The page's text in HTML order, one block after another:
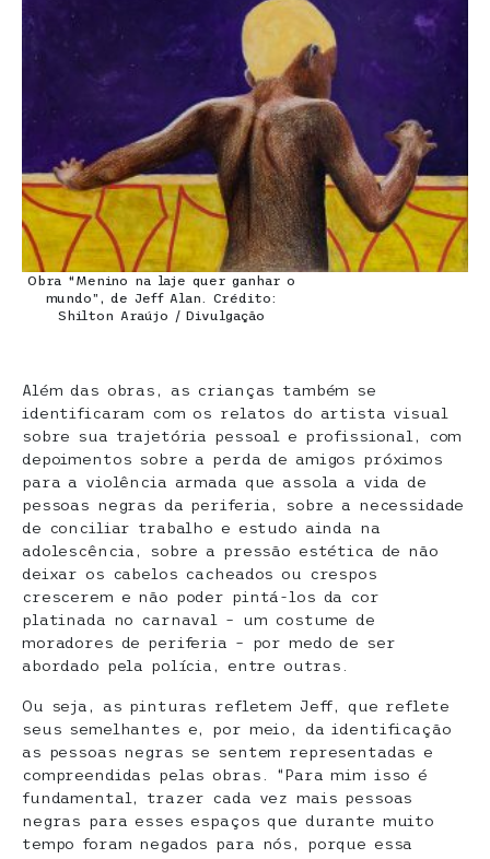
Obra “Menino na laje quer ganhar o
mundo”, de Jeff Alan. Crédito:
Shilton Araújo / Divulgação
Além das obras, as crianças também se
identificaram com os relatos do artista visual
sobre sua trajetória pessoal e profissional, com
depoimentos sobre a perda de amigos próximos
para a violência armada que assola a vida de
pessoas negras da periferia, sobre a necessidade
de conciliar trabalho e estudo ainda na
adolescência, sobre a pressão estética de não
deixar os cabelos cacheados ou crespos
crescerem e não poder pintá-los da cor
platinada no carnaval – um costume de
moradores de periferia – por medo de ser
abordado pela polícia, entre outras.
Ou seja, as pinturas refletem Jeff, que reflete
seus semelhantes e, por meio, da identificação
as pessoas negras se sentem representadas e
compreendidas pelas obras. “Para mim isso é
fundamental, trazer cada vez mais pessoas
negras para esses espaços que durante muito
tempo foram negados para nós, porque essa